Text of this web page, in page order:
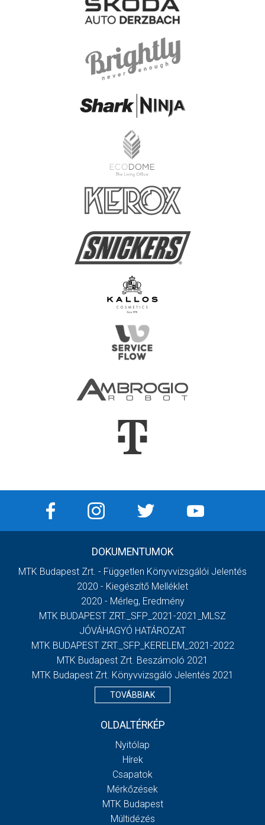
DOKUMENTUMOK
MTK Budapest Zrt. - Független Könyvvizsgálói Jelentés
2020 - Kiegészítő Melléklet
2020 - Mérleg, Eredmény
MTK BUDAPEST ZRT._SFP_2021-2021_MLSZ
JÓVÁHAGYÓ HATÁROZAT
MTK BUDAPEST ZRT._SFP_KERELEM_2021-2022
MTK Budapest Zrt. Beszámoló 2021
MTK Budapest Zrt. Könyvvizsgáló Jelentés 2021
TOVÁBBIAK
OLDALTÉRKÉP
Nyitólap
Hírek
Csapatok
Mérkőzések
MTK Budapest
Múltidézés